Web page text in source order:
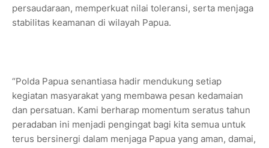
persaudaraan, memperkuat nilai toleransi, serta menjaga
stabilitas keamanan di wilayah Papua.
“Polda Papua senantiasa hadir mendukung setiap
kegiatan masyarakat yang membawa pesan kedamaian
dan persatuan. Kami berharap momentum seratus tahun
peradaban ini menjadi pengingat bagi kita semua untuk
terus bersinergi dalam menjaga Papua yang aman, damai,